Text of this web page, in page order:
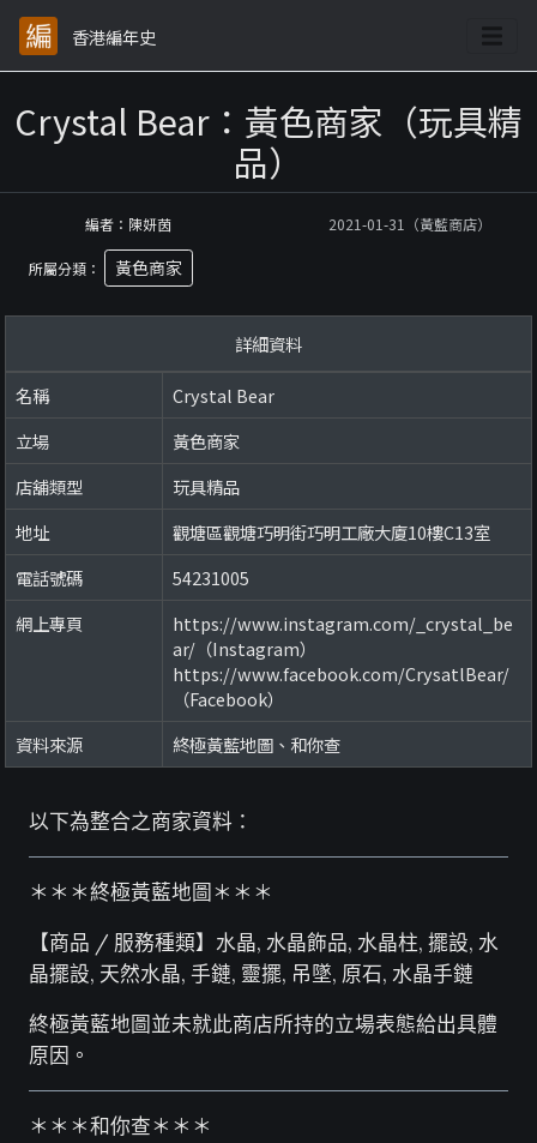
香港編年史
Crystal Bear：黃色商家（玩具精
品）
編者：陳妍茵 2021-01-31（黃藍商店）
所屬分類： 黃色商家
詳細資料
名稱
Crystal Bear
立場
黃色商家
店舖類型
玩具精品
地址
觀塘區觀塘巧明街巧明工廠大廈10樓C13室
電話號碼
54231005
網上專頁
https://www.instagram.com/_crystal_be
ar/（Instagram）
https://www.facebook.com/CrysatlBear/
（Facebook）
資料來源
終極黃藍地圖、和你查
以下為整合之商家資料：
＊＊＊終極黃藍地圖＊＊＊
【商品 / 服務種類】水晶, 水晶飾品, 水晶柱, 擺設, 水
晶擺設, 天然水晶, 手鏈, 靈擺, 吊墜, 原石, 水晶手鏈
終極黃藍地圖並未就此商店所持的立場表態給出具體
原因。
＊＊＊和你查＊＊＊